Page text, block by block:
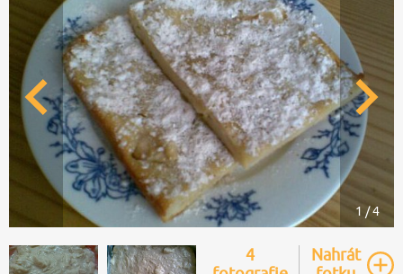
1 / 4
4
Nahrát